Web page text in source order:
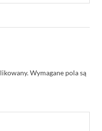
Wymagane pola są